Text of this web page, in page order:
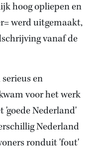
hoog opliepen en
werd uitgemaakt,
vanaf de
en
voor het werk
'goede Nederland'
Nederland
ronduit 'fout'